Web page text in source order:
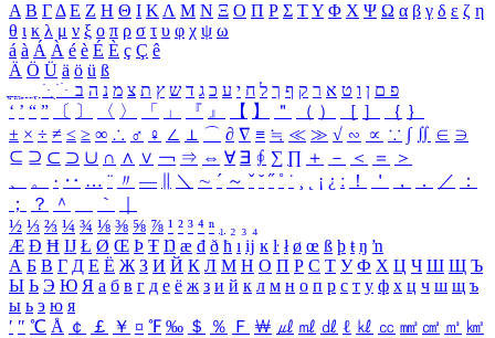
Α Β ΓΔ Ε Ζ Η Θ Ι ΚΛ Μ Ν Ξ Ο Π Ρ Σ ΤΥ Φ Χ Ψ Ω α β γ δ ε ζ η
θ ι κ λ μ ν ξ ο π ρ σ τ υ φ χ ψ ω
á à Á À é è É È ç Ç ê
Ä Ö Ü ä ö ü ß
ִֶֹ ֻּ ׁׂ פ ם ן ו ט א ר ק ף ך ל ח י ע כ ג ד ש ץ ת צ מ נ ה ב
‘ ’ “ ” 〔 〕 〈 〉 「 」 『 』 【 】 ＂ （ ） ［ ］ ｛ ｝
± × ÷ ≠ ≤ ≥ ∞ ∴ ♂ ♀ ∠ ⊥ ⌒ ∂ ∇ ≡ ≒ ≪ ≫ √ ∽ ∝ ∵ ∫ ∬ ∈ ∋
⊆ ⊇ ⊂ ⊃ ∪ ∩ ∧ ∨ ￢ ⇒ ⇔ ∀ ∃ ∮ ∑ ∏ ＋ － ＜ ＝
＞
、
。 · ‥ … ¨ 〃 ― ＼ ∼ ´ ～ ˇ ˘ ˝ ˚ ˙ ¸ ¡ ¿ ː ！ ＇ ， ． ／
：
；
？ ＾ ｀
½ ⅓ ⅔ ¼ ¾ ⅛ ⅜ ⅝ ⅞ ¹ ² ³ ⁴ ⁿ ₁ ₂ ₃ ₄
Æ Ð Ħ Ĳ Ł Ø Œ Þ Ŧ Ŋ æ đ ð ħ ı ĳ ĸ ŀ ł ø œ ß þ ŧ ŋ ŉ
А Б В Г Д Е Ё Ж З И Й К Л М Н О П Р С Т У Ф Х Ц Ч Ш Щ Ъ
Ы Ь Э Ю Я а б в г д е ё ж з и й к л м н о п р с т у ф х ц ч ш щ ъ
ы ь э ю я
′ ″ ℃ Å ￠ ￡ ￥ ¤ ℉ ‰ ＄ ％ Ｆ ￦ ㎕ ㎖ ㎗ ℓ ㎘ ㏄ ㎣ ㎤ ㎥ ㎦